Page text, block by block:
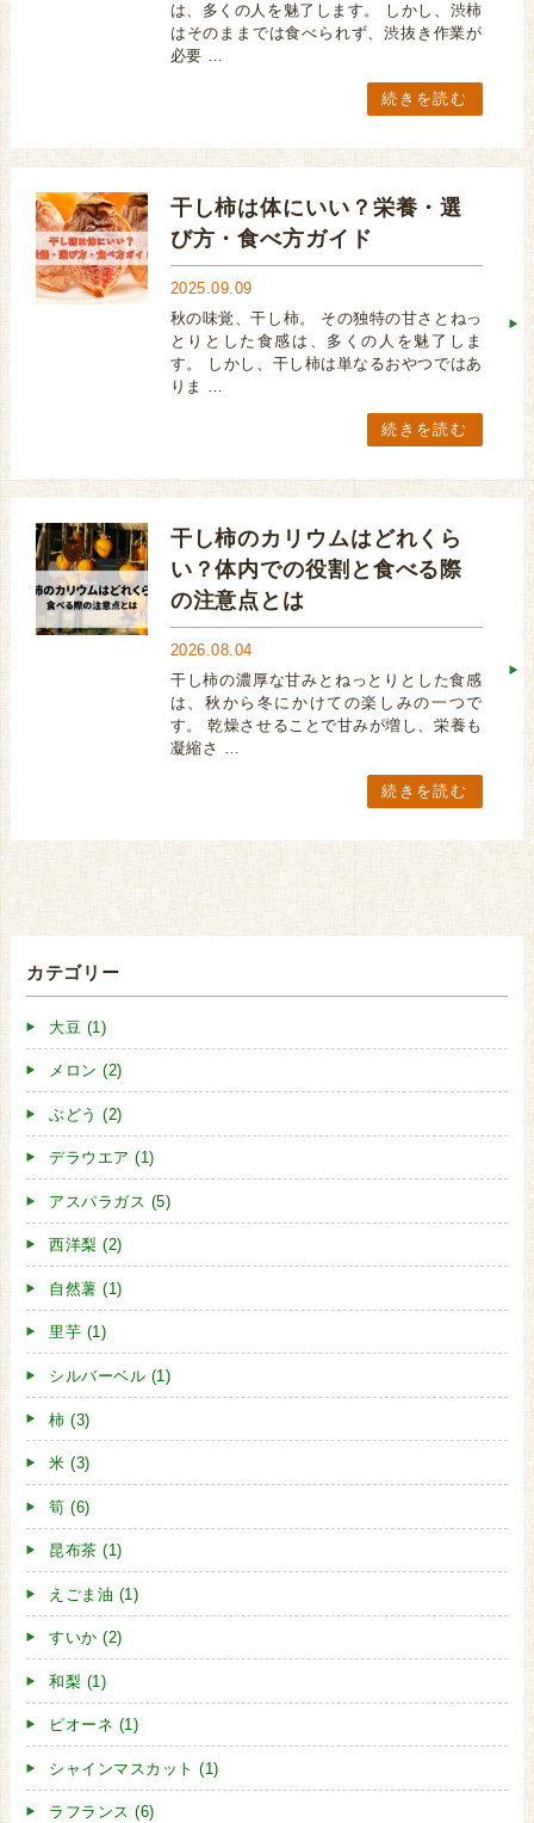
は、多くの人を魅了します。 しかし、渋柿
はそのままでは食べられず、渋抜き作業が
必要 …
続きを読む
干し柿は体にいい？栄養・選
び方・食べ方ガイド
2025.09.09
秋の味覚、干し柿。 その独特の甘さとねっ
とりとした食感は、多くの人を魅了しま
す。 しかし、干し柿は単なるおやつではあ
りま …
続きを読む
干し柿のカリウムはどれくら
い？体内での役割と食べる際
の注意点とは
2026.08.04
干し柿の濃厚な甘みとねっとりとした食感
は、秋から冬にかけての楽しみの一つで
す。 乾燥させることで甘みが増し、栄養も
凝縮さ …
続きを読む
カテゴリー
大豆 (1)
メロン (2)
ぶどう (2)
デラウエア (1)
アスパラガス (5)
西洋梨 (2)
自然薯 (1)
里芋 (1)
シルバーベル (1)
柿 (3)
米 (3)
筍 (6)
昆布茶 (1)
えごま油 (1)
すいか (2)
和梨 (1)
ピオーネ (1)
シャインマスカット (1)
ラフランス (6)